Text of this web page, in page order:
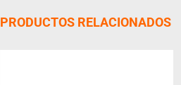
PRODUCTOS RELACIONADOS